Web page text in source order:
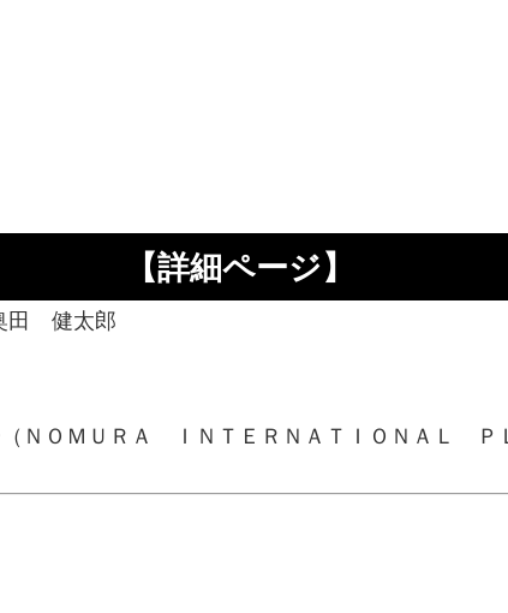
【詳細ページ】
田 健太郎
ＮＯＭＵＲＡ ＩＮＴＥＲＮＡＴＩＯＮＡＬ Ｐ